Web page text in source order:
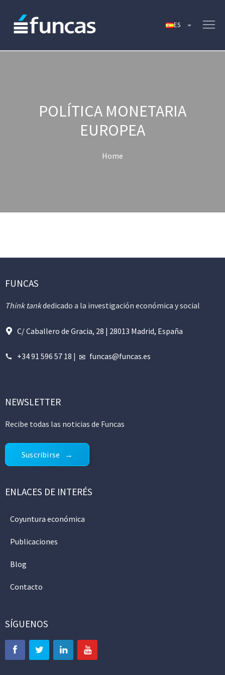
POLÍTICA MONETARIA
EUROPEA
Home
FUNCAS
Think tankdedicado a la investigación económica y social
C/ Caballero de Gracia, 28 | 28013 Madrid, España
+34 91 596 57 18 | funcas@funcas.es
NEWSLETTER
Recibe todas las noticias de Funcas
Suscribirse
ENLACES DE INTERÉS
Coyuntura económica
Publicaciones
Blog
Contacto
SÍGUENOS